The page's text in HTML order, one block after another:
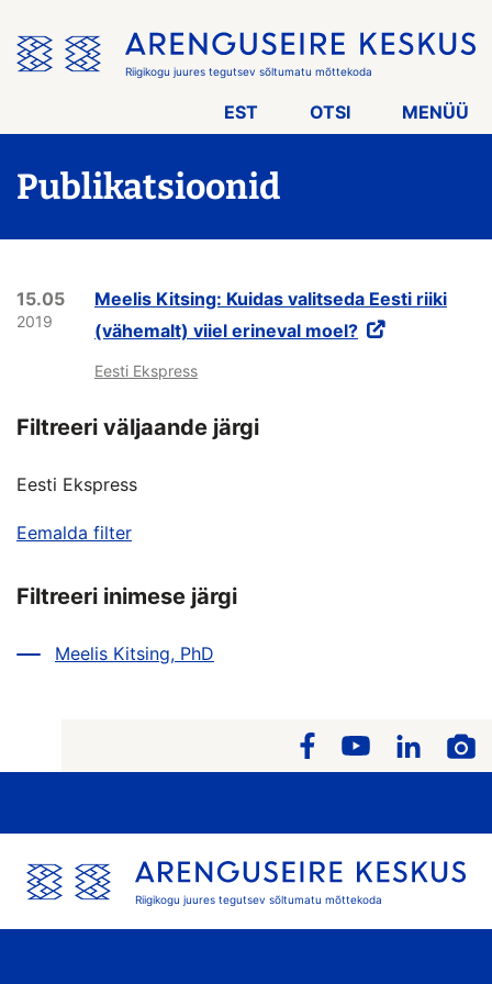
menüü
vahele
Riigikogu juures tegutsev sõltumatu mõttekoda
EST OTSI MENÜÜ
Publikatsioonid
15.05
2019
Meelis Kitsing: Kuidas valitseda Eesti riiki
(vähemalt) viiel erineval moel?
Eesti Ekspress
Filtreeri väljaande järgi
Eesti Ekspress
Eemalda filter
Filtreeri inimese järgi
Meelis Kitsing, PhD
Riigikogu juures tegutsev sõltumatu mõttekoda